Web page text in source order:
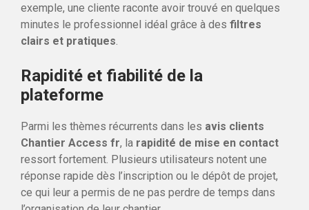
exemple, une cliente raconte avoir trouvé en quelques
minutes le professionnel idéal grâce à des filtres
clairs et pratiques.
Rapidité et fiabilité de la
plateforme
Parmi les thèmes récurrents dans les avis clients
Chantier Access fr, la rapidité de mise en contact
ressort fortement. Plusieurs utilisateurs notent une
réponse rapide dès l’inscription ou le dépôt de projet,
ce qui leur a permis de ne pas perdre de temps dans